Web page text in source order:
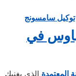
توكيل سامسونج
في
المعتمدة الذى يغنيك